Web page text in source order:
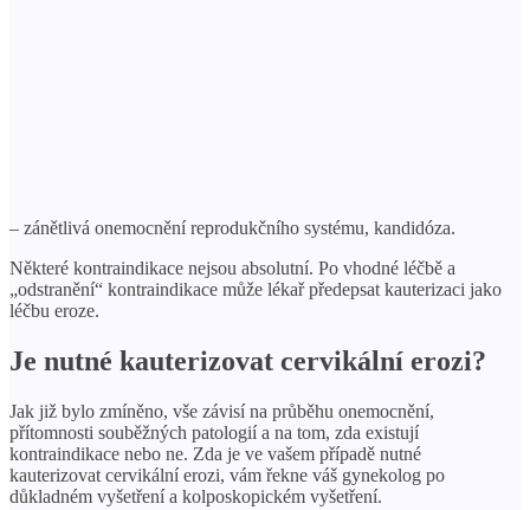
– zánětlivá onemocnění reprodukčního systému, kandidóza.
Některé kontraindikace nejsou absolutní. Po vhodné léčbě a
„odstranění“ kontraindikace může lékař předepsat kauterizaci jako
léčbu eroze.
Je nutné kauterizovat cervikální erozi?
Jak již bylo zmíněno, vše závisí na průběhu onemocnění,
přítomnosti souběžných patologií a na tom, zda existují
kontraindikace nebo ne. Zda je ve vašem případě nutné
kauterizovat cervikální erozi, vám řekne váš gynekolog po
důkladném vyšetření a kolposkopickém vyšetření.